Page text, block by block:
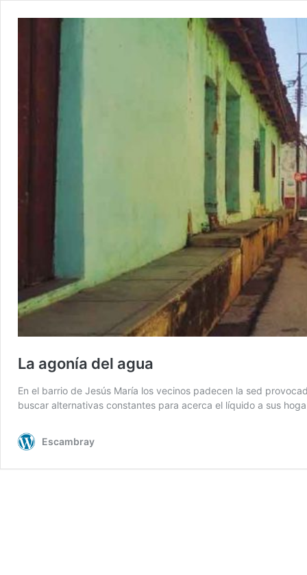
La agonía del agua
En el barrio de Jesús María los vecinos padecen la sed
buscar alternativas constantes para acerca el líquido a sus
Escambray